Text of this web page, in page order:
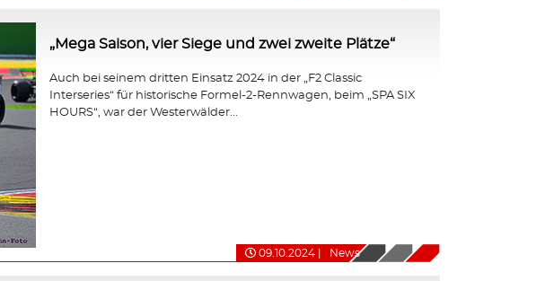
„Mega Saison, vier Siege und zwei zweite Plätze“
Auch bei seinem dritten Einsatz 2024 in der „F2 Classic
Interseries“ für historische Formel-2-Rennwagen, beim „SPA SIX
HOURS“, war der Westerwälder...
09.10.2024 News